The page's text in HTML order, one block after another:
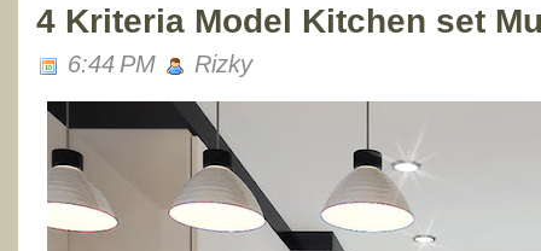
4 Kriteria Model Kitchen set
6:44 PM Rizky